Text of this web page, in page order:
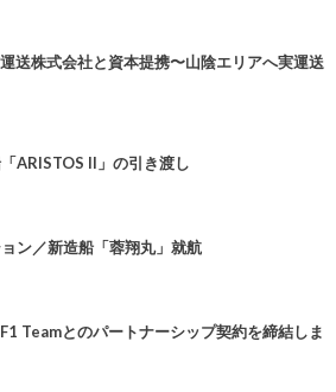
送株式会社と資本提携〜山陰エリアへ実運送
ARISTOS II」の引き渡し
ン／新造船「蓉翔丸」就航
Teamとのパートナーシップ契約を締結しま